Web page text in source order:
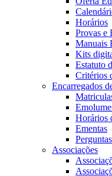
Horários
Provas e
Manuais
Kits
Estatuto
Critérios
Encarregados
Horários
Ementas
Associações